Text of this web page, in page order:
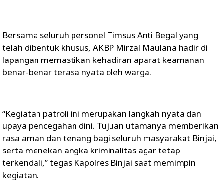
Bersama seluruh personel Timsus Anti Begal yang
telah dibentuk khusus, AKBP Mirzal Maulana hadir di
lapangan memastikan kehadiran aparat keamanan
benar-benar terasa nyata oleh warga.
“Kegiatan patroli ini merupakan langkah nyata dan
upaya pencegahan dini. Tujuan utamanya memberikan
rasa aman dan tenang bagi seluruh masyarakat Binjai,
serta menekan angka kriminalitas agar tetap
terkendali,” tegas Kapolres Binjai saat memimpin
kegiatan.